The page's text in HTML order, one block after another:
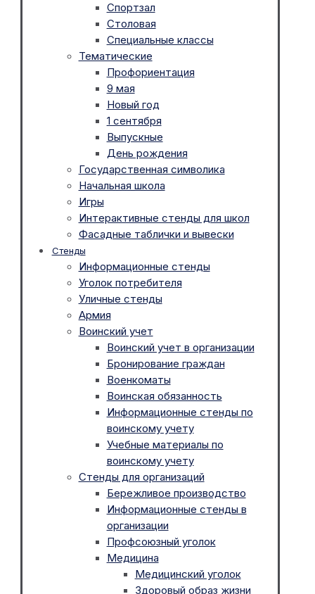
Спортзал
Столовая
Специальные классы
Тематические
Профориентация
9 мая
Новый год
1 сентября
Выпускные
День рождения
Государственная символика
Начальная школа
Игры
Интерактивные стенды для школ
Фасадные таблички и вывески
Стенды
Информационные стенды
Уголок потребителя
Уличные стенды
Армия
Воинский учет
Воинский учет в организации
Бронирование граждан
Военкоматы
Воинская обязанность
Информационные стенды по
воинскому учету
Учебные материалы по
воинскому учету
Стенды для организаций
Бережливое производство
Информационные стенды в
организации
Профсоюзный уголок
Медицина
Медицинский уголок
Здоровый образ жизни